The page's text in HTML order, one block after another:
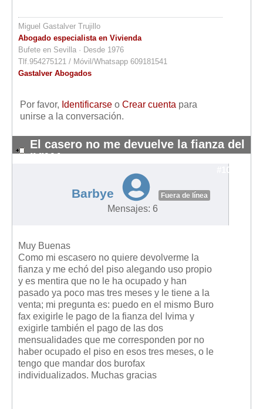
Miguel Gastalver Trujillo
Abogado especialista en Vivienda
Bufete en Sevilla · Desde 1976
Tlf.954275121 / Móvil/Whatsapp 609181541
Gastalver Abogados
Por favor, Identificarse o Crear cuenta para
unirse a la conversación.
El casero no me devuelve la fianza del
IVIMA
#10832
Barbye Fuera de línea
Mensajes: 6
Muy Buenas
Como mi escasero no quiere devolverme la
fianza y me echó del piso alegando uso propio
y es mentira que no le ha ocupado y han
pasado ya poco mas tres meses y le tiene a la
venta; mi pregunta es: puedo en el mismo Buro
fax exigirle le pago de la fianza del Ivima y
exigirle también el pago de las dos
mensualidades que me corresponden por no
haber ocupado el piso en esos tres meses, o le
tengo que mandar dos burofax
individualizados. Muchas gracias